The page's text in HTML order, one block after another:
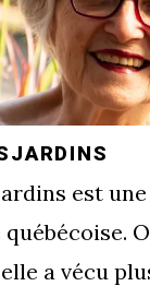
est
a vécu